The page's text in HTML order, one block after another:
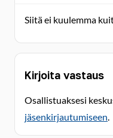
Siitä ei kuulemma
Kirjoita vastaus
Osallistuaksesi
jäsenkirjautumiseen.